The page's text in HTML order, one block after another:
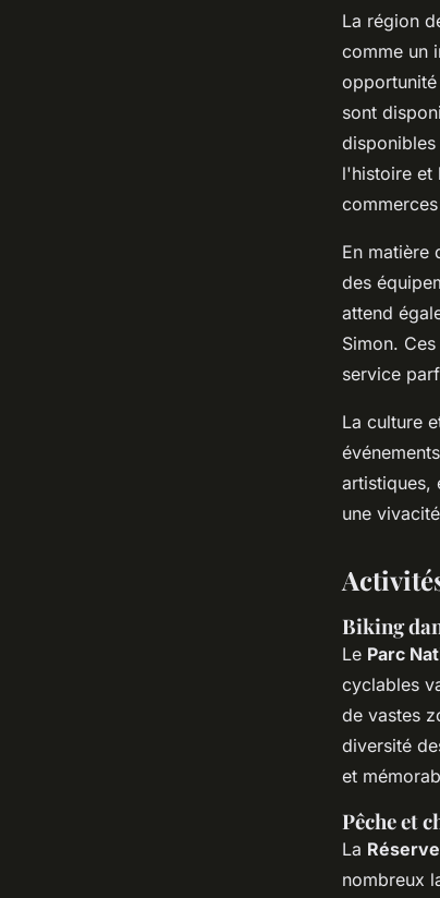
La région
comme un
opportunité
sont
l'histoire et
En matière
des
attend
Simon.
service
La culture
artistiques,
une
Biking
Le Parc
cyclables
de vastes
diversité
et
Pêche et
La
nombreux